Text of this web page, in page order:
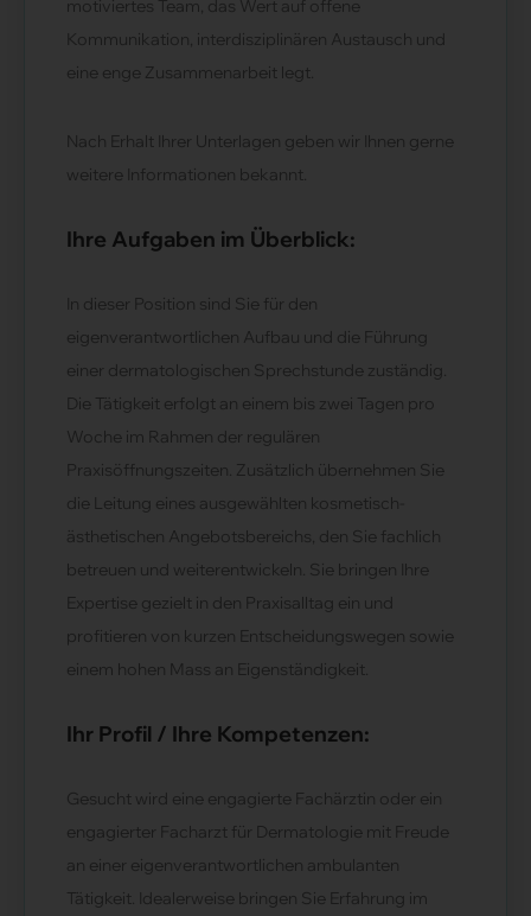
motiviertes Team, das Wert auf offene
Kommunikation, interdisziplinären Austausch und
eine enge Zusammenarbeit legt.
Nach Erhalt Ihrer Unterlagen geben wir Ihnen gerne
weitere Informationen bekannt.
Ihre Aufgaben im Überblick:
In dieser Position sind Sie für den
eigenverantwortlichen Aufbau und die Führung
einer dermatologischen Sprechstunde zuständig.
Die Tätigkeit erfolgt an einem bis zwei Tagen pro
Woche im Rahmen der regulären
Praxisöffnungszeiten. Zusätzlich übernehmen Sie
die Leitung eines ausgewählten kosmetisch-
ästhetischen Angebotsbereichs, den Sie fachlich
betreuen und weiterentwickeln. Sie bringen Ihre
Expertise gezielt in den Praxisalltag ein und
profitieren von kurzen Entscheidungswegen sowie
einem hohen Mass an Eigenständigkeit.
Ihr Profil / Ihre Kompetenzen:
Gesucht wird eine engagierte Fachärztin oder ein
engagierter Facharzt für Dermatologie mit Freude
an einer eigenverantwortlichen ambulanten
Tätigkeit. Idealerweise bringen Sie Erfahrung im